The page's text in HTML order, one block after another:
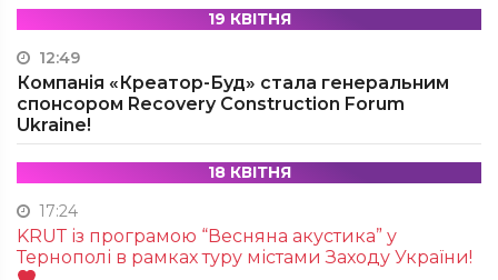
19 КВІТНЯ
12:49
Компанія «Креатор-Буд» стала генеральним
спонсором Recovery Construction Forum
Ukraine!
18 КВІТНЯ
17:24
KRUТ із програмою “Весняна акустика” у
Тернополі в рамках туру містами Заходу України!